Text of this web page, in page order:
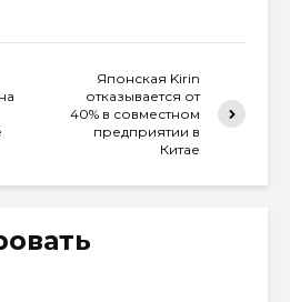
Японская Kirin
отказывается от
40% в совместном
предприятии в
Китае